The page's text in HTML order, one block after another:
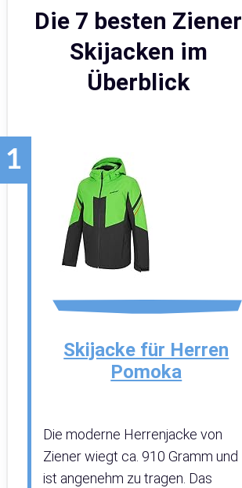
Die 7 besten Ziener
Skijacken im
Überblick
Skijacke für Herren
Pomoka
Die moderne Herrenjacke von
Ziener wiegt ca. 910 Gramm und
ist angenehm zu tragen. Das